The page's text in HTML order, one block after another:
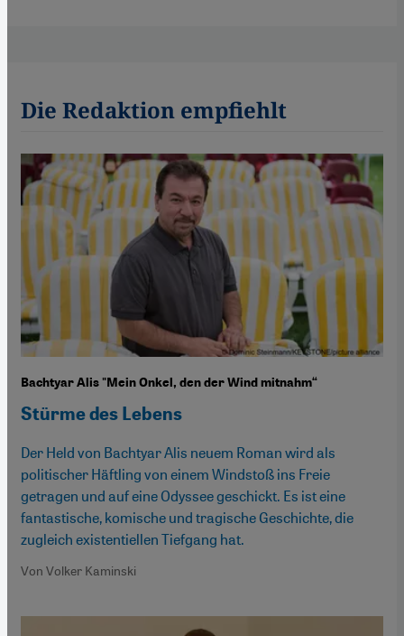
Die Redaktion empfiehlt
Bachtyar Alis "Mein Onkel, den der Wind mitnahm“
Stürme des Lebens
Der Held von Bachtyar Alis neuem Roman wird als
politischer Häftling von einem Windstoß ins Freie
getragen und auf eine Odyssee geschickt. Es ist eine
fantastische, komische und tragische Geschichte, die
zugleich existentiellen Tiefgang hat.
Von Volker Kaminski